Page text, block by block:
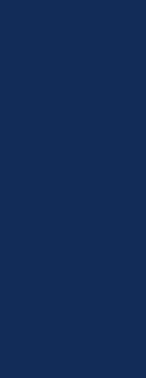
Kreis